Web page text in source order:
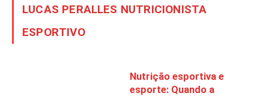
LUCAS PERALLES NUTRICIONISTA
ESPORTIVO
Nutrição esportiva e
esporte: Quando a